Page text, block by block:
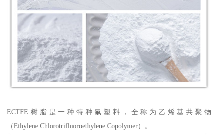
ECTFE树脂是一种特种氟塑料，全称为乙烯基共聚物
（Ethylene Chlorotrifluoroethylene Copolymer）。